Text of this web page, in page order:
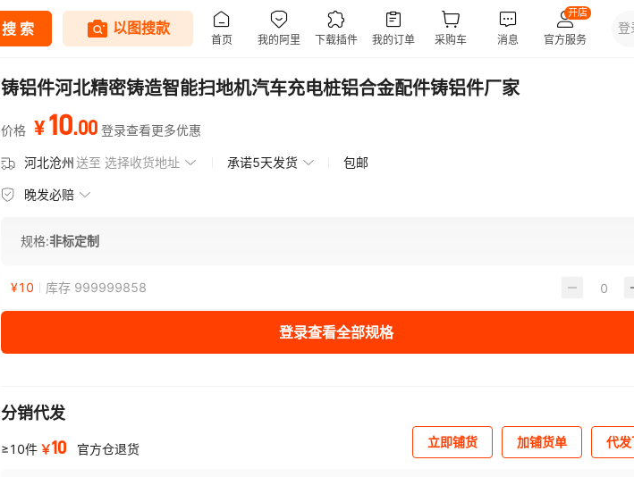
铸铝件河北精密铸造智能扫地机汽车充电桩铝合金配件铸铝件厂家
价格 ¥10.00 登录查看更多优惠
河北沧州送至 选择收货地址 承诺5天发货 包邮
晚发必赔
规格:非标定制
¥10 库存 999999858
登录查看全部规格
分销代发
≥10件 ￥10 官方仓退货 立即铺货 加铺货单 代